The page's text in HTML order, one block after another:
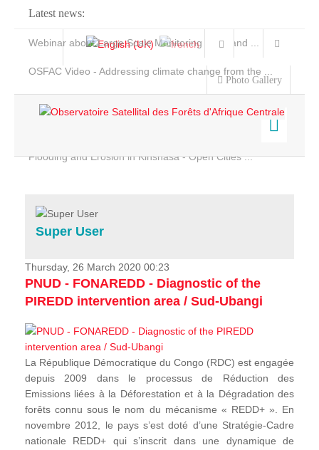
Latest news:
Webinar about Large Scale Monitoring and Land ...
OSFAC Video - Addressing climate change from the ...
Flooding and Erosion in Kinshasa - Open Cities ...
Photo Gallery
Home
Services
Projects
News & Stories
Super User
Thursday, 26 March 2020 00:23
PNUD - FONAREDD - Diagnostic of the
PIREDD intervention area / Sud-Ubangi
La République Démocratique du Congo (RDC) est engagée
depuis 2009 dans le processus de Réduction des
Emissions liées à la Déforestation et à la Dégradation des
forêts connu sous le nom du mécanisme « REDD+ ». En
novembre 2012, le pays s’est doté d’une Stratégie-Cadre
nationale REDD+ qui s’inscrit dans une dynamique de